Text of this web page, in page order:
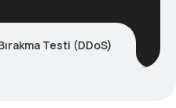
Testi (DDoS)